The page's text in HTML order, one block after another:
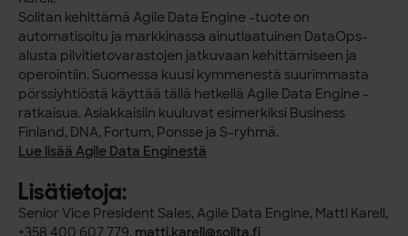
Solitan kehittämä Agile Data Engine -tuote on
automatisoitu ja markkinassa ainutlaatuinen DataOps-
alusta pilvitietovarastojen jatkuvaan kehittämiseen ja
operointiin. Suomessa kuusi kymmenestä suurimmasta
pörssiyhtiöstä käyttää tällä hetkellä Agile Data Engine -
ratkaisua. Asiakkaisiin kuuluvat esimerkiksi Business
Finland, DNA, Fortum, Ponsse ja S-ryhmä.
Lue lisääAgile Data Enginestä
Lisätietoja:
Senior Vice President Sales, Agile Data Engine, Matti Karell,
+358 400 607 779, matti.karell@solita.fi